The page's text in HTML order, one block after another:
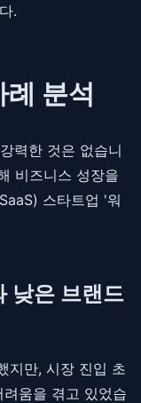
.
분석
력한 것은 없습니
비즈니스 성장을
스타트업 '워
낮은 브랜드
지만, 시장 진입 초
움을 겪고 있었습